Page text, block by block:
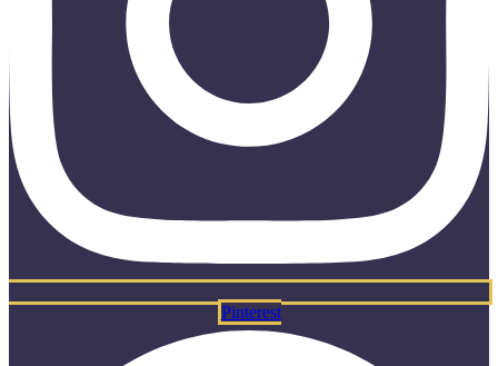
Pinterest